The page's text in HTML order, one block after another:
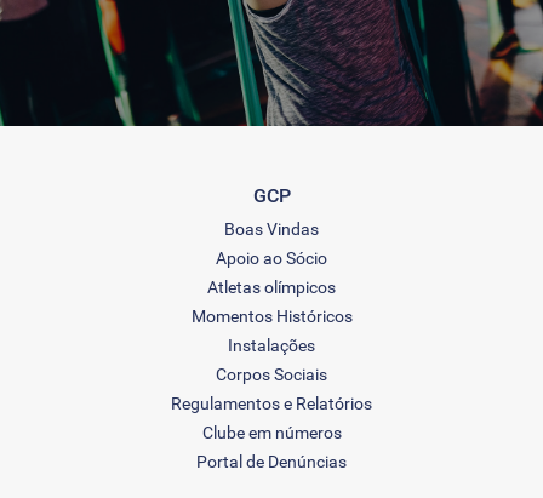
GCP
Boas Vindas
Apoio ao Sócio
Atletas olímpicos
Momentos Históricos
Instalações
Corpos Sociais
Regulamentos e Relatórios
Clube em números
Portal de Denúncias